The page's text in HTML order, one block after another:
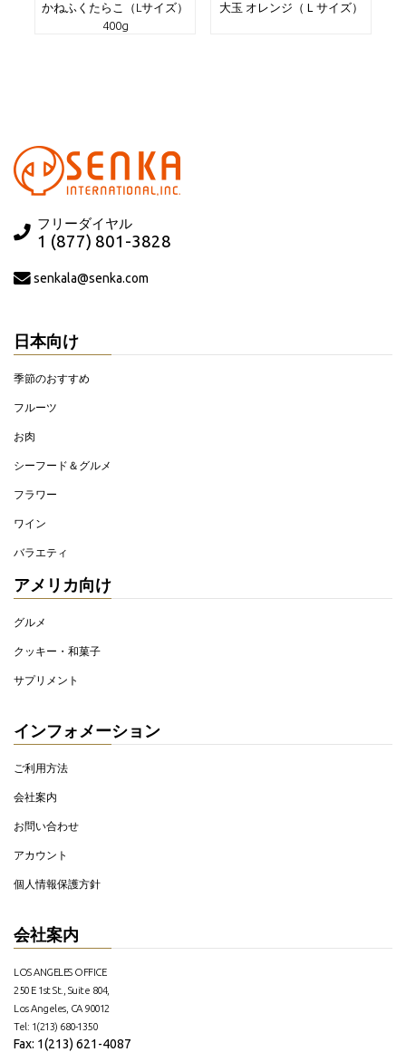
かねふくたらこ（Lサイズ）
400g
大玉 オレンジ（Ｌサイズ）
フリーダイヤル
1 (877) 801-3828
senkala@senka.com
日本向け
季節のおすすめ
フルーツ
お肉
シーフード＆グルメ
フラワー
ワイン
バラエティ
アメリカ向け
グルメ
クッキー・和菓子
サプリメント
インフォメーション
ご利用方法
会社案内
お問い合わせ
アカウント
個人情報保護方針
会社案内
LOS ANGELES OFFICE
250 E 1st St., Suite 804,
Los Angeles, CA 90012
Tel: 1(213) 680-1350
Fax: 1(213) 621-4087